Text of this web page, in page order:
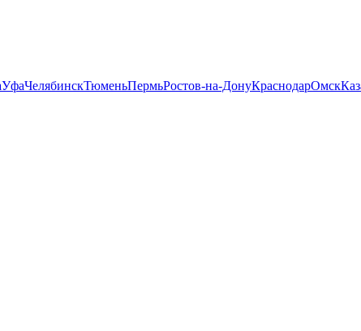
УфаЧелябинскТюменьПермьРостов-на-ДонуКраснодарОмск